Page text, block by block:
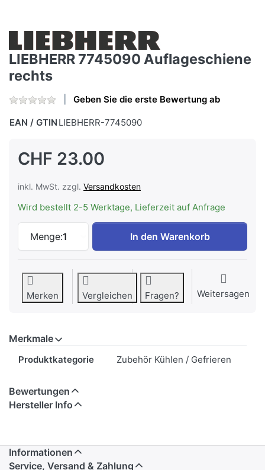
LIEBHERR 7745090 Auflageschiene
rechts
Geben Sie die erste Bewertung ab
EAN / GTIN LIEBHERR-7745090
CHF 23.00
inkl. MwSt. zzgl. Versandkosten
Wird bestellt 2-5 Werktage, Lieferzeit auf Anfrage
Menge:1
LIEBHERR 7745090 Auflageschiene
In den Warenkorb
Merken Vergleichen Fragen? Weitersagen
Merkmale
Produktkategorie Zubehör Kühlen / Gefrieren
Bewertungen
Hersteller Info
Informationen
Service, Versand & Zahlung